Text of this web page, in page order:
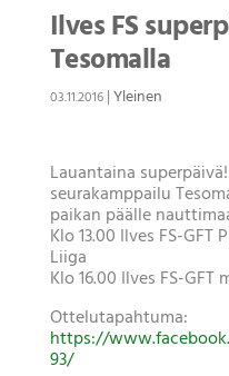
Ilves FS
Tesomalla
03.11.2016|Yleinen
Lauantaina
seurakamppailu
paikan päälle
Klo 13.00 Ilves FS-
Liiga
Klo 16.00 Ilves FS-
Ottelutapahtuma:
https://
93/